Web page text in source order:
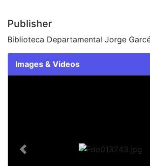
Publisher
Biblioteca Departamental Jorge
Images & Videos
Previous